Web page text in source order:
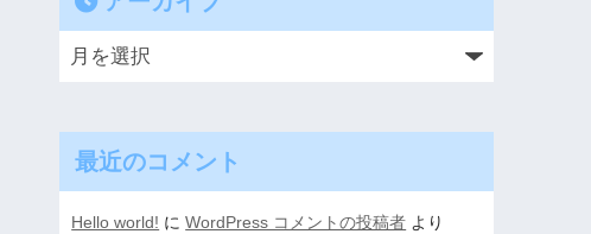
最近のコメント
Hello world! にWordPress コメントの投稿者 より